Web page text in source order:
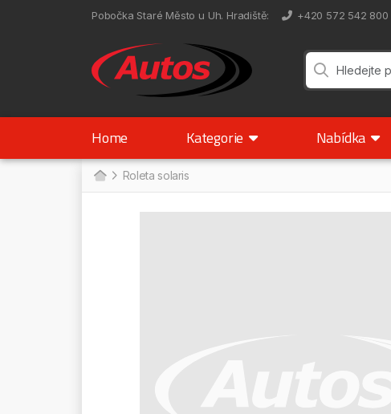
Pobočka Staré Město u Uh. Hradiště: +420 572 542 800
Home Kategorie Nabídka
Roleta solaris